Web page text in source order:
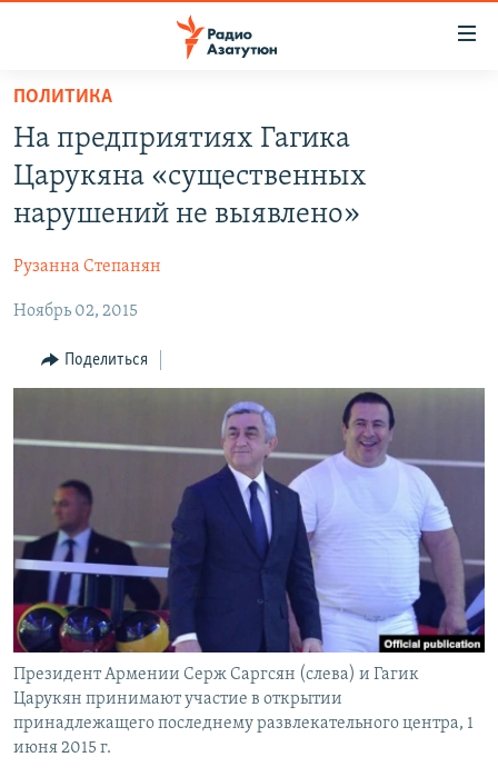
Перейти
основному
содержанию
Перейти
основной
навигации
Перейти
поиску
НОВОСТИ
ПОЛИТИКА
ЭКОНОМИКА
РЕГИОН
НАГОРНЫЙ КАРАБАХ
СПОРТ
АРХИВ
Հայերեն
English
Русский
Все сайты Радио Азатутюн
ПОЛИТИКА
На предприятиях Гагика
Царукяна «существенных
нарушений не выявлено»
Рузанна Степанян
Ноябрь 02, 2015
Поделиться
Президент Армении Серж Саргсян (слева) и Гагик
Царукян принимают участие в открытии
принадлежащего последнему развлекательного центра, 1
июня 2015 г.